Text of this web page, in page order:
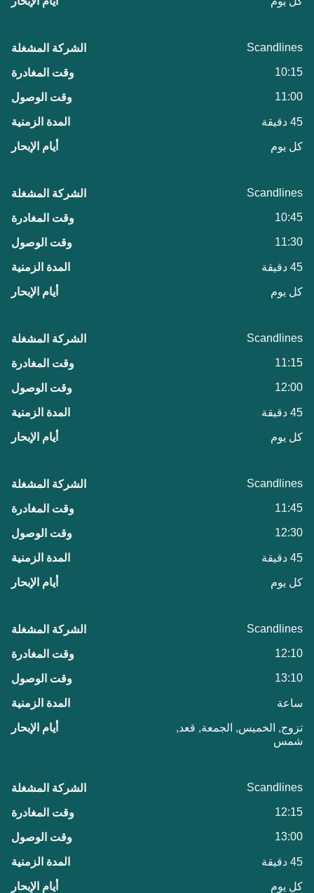
Scandlines
10:15
11:00
45 دقيقة
كل يوم
Scandlines
10:45
11:30
45 دقيقة
كل يوم
Scandlines
11:15
12:00
45 دقيقة
كل يوم
Scandlines
11:45
12:30
45 دقيقة
كل يوم
Scandlines
12:10
13:10
ساعة
تزوج, الخميس, الجمعة, قعد,
شمس
Scandlines
12:15
13:00
45 دقيقة
كل يوم